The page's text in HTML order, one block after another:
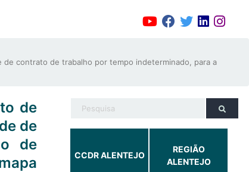
contrato de trabalho por tempo indeterminado, para a
de
de
de
CCDR ALENTEJO
REGIÃO
ALENTEJO